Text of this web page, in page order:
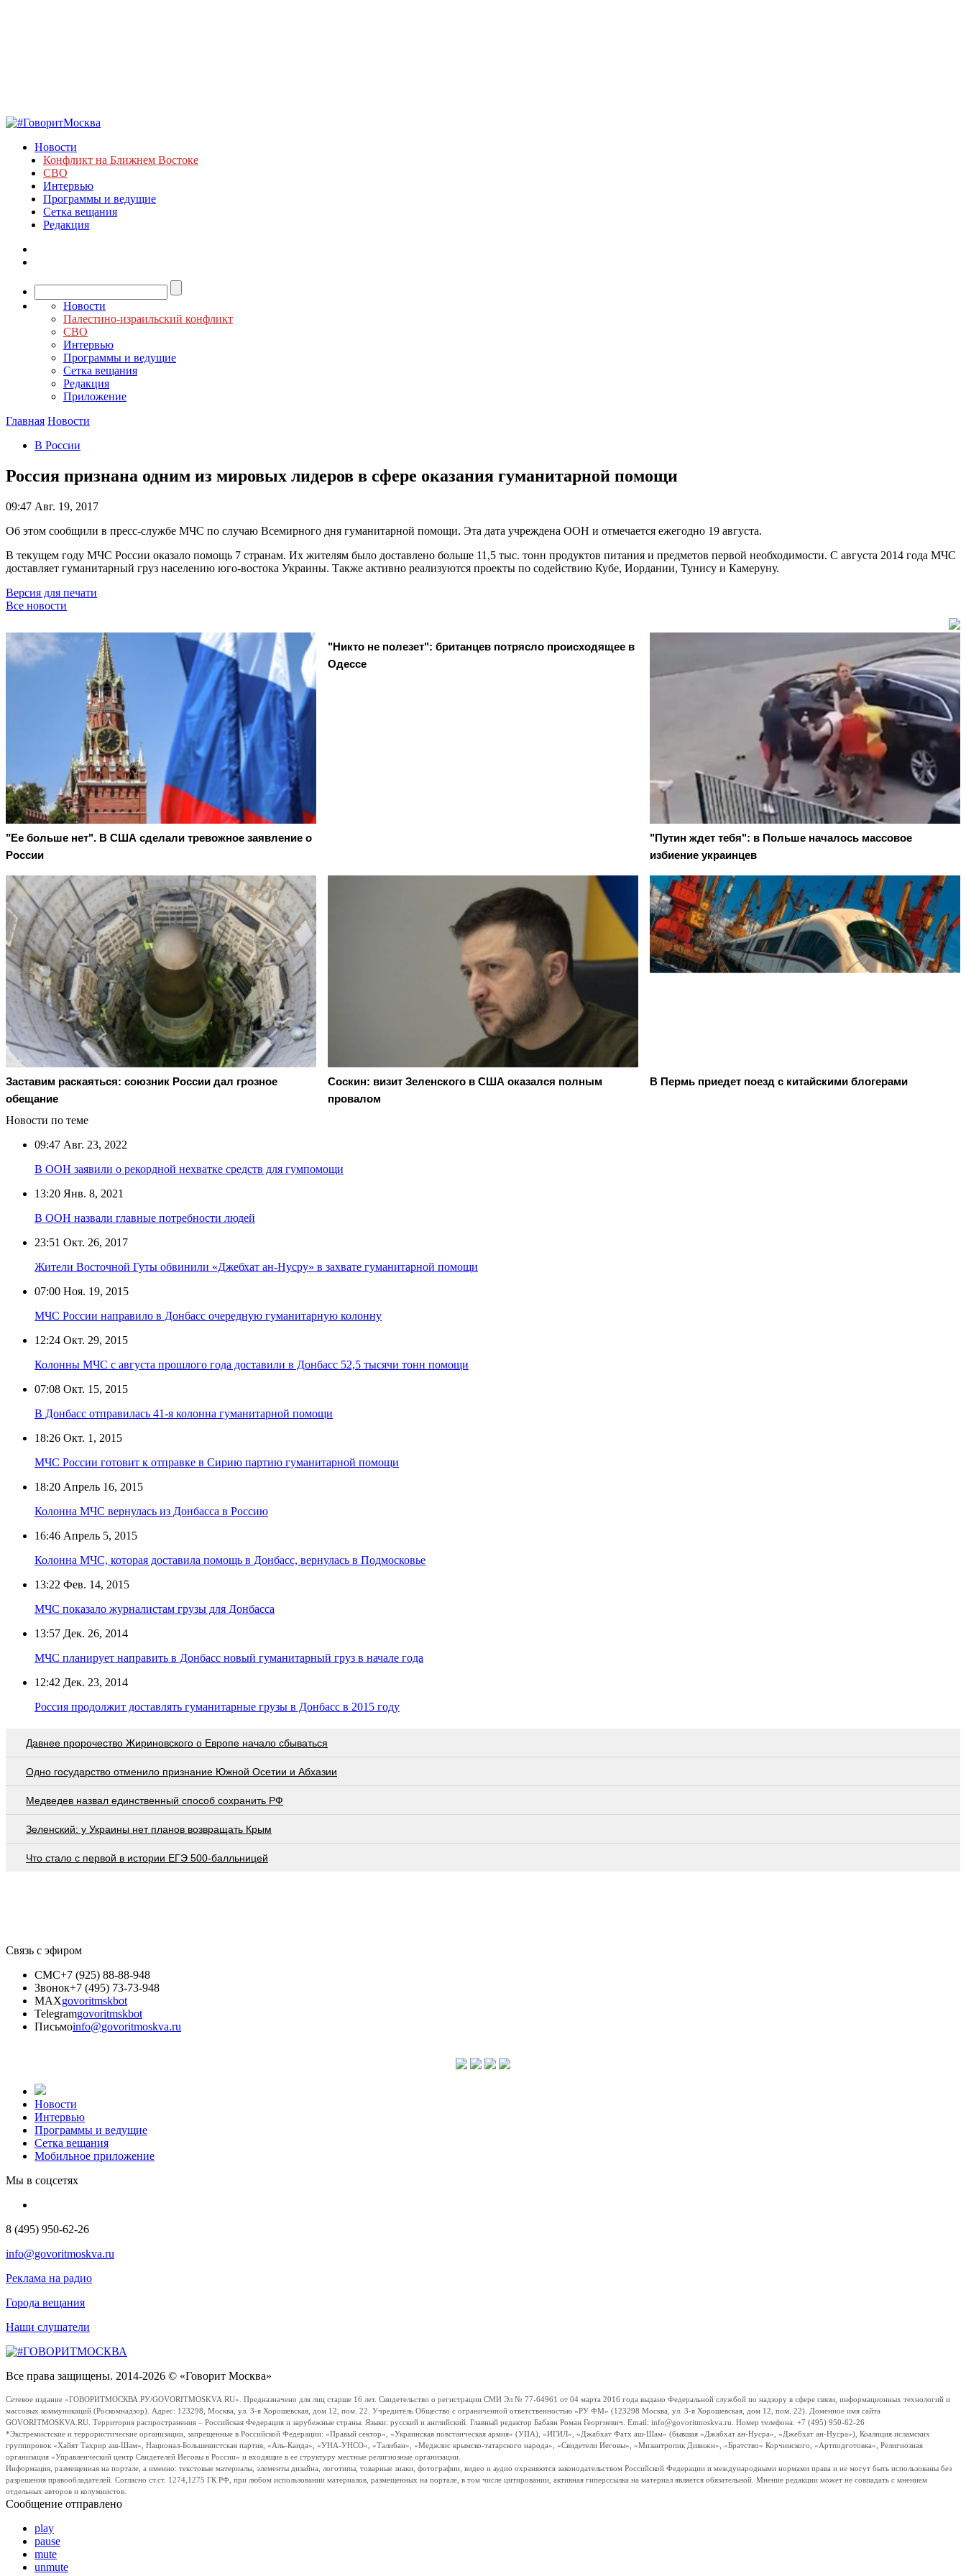
Новости
Конфликт на Ближнем Востоке
СВО
Интервью
Программы и ведущие
Сетка вещания
Редакция
Новости
Палестино-израильский конфликт
СВО
Интервью
Программы и ведущие
Сетка вещания
Редакция
Приложение
Главная Новости
В России
Россия признана одним из мировых лидеров в сфере оказания гуманитарной помощи
09:47 Авг. 19, 2017
Об этом сообщили в пресс-службе МЧС по случаю Всемирного дня гуманитарной помощи. Эта дата учреждена ООН и отмечается ежегодно 19 августа.
В текущем году МЧС России оказало помощь 7 странам. Их жителям было доставлено больше 11,5 тыс. тонн продуктов питания и предметов первой необходимости. С августа 2014 года МЧС
доставляет гуманитарный груз населению юго-востока Украины. Также активно реализуются проекты по содействию Кубе, Иордании, Тунису и Камеруну.
Версия для печати
Все новости
"Ее больше нет". В США сделали тревожное заявление о
России
"Никто не полезет": британцев потрясло происходящее в
Одессе
"Путин ждет тебя": в Польше началось массовое
избиение украинцев
Заставим раскаяться: союзник России дал грозное
обещание
Соскин: визит Зеленского в США оказался полным
провалом
В Пермь приедет поезд с китайскими блогерами
Новости по теме
09:47 Авг. 23, 2022
В ООН заявили о рекордной нехватке средств для гумпомощи
13:20 Янв. 8, 2021
В ООН назвали главные потребности людей
23:51 Окт. 26, 2017
Жители Восточной Гуты обвинили «Джебхат ан-Нусру» в захвате гуманитарной помощи
07:00 Ноя. 19, 2015
МЧС России направило в Донбасс очередную гуманитарную колонну
12:24 Окт. 29, 2015
Колонны МЧС с августа прошлого года доставили в Донбасс 52,5 тысячи тонн помощи
07:08 Окт. 15, 2015
В Донбасс отправилась 41-я колонна гуманитарной помощи
18:26 Окт. 1, 2015
МЧС России готовит к отправке в Сирию партию гуманитарной помощи
18:20 Апрель 16, 2015
Колонна МЧС вернулась из Донбасса в Россию
16:46 Апрель 5, 2015
Колонна МЧС, которая доставила помощь в Донбасс, вернулась в Подмосковье
13:22 Фев. 14, 2015
МЧС показало журналистам грузы для Донбасса
13:57 Дек. 26, 2014
МЧС планирует направить в Донбасс новый гуманитарный груз в начале года
12:42 Дек. 23, 2014
Россия продолжит доставлять гуманитарные грузы в Донбасс в 2015 году
Давнее пророчество Жириновского о Европе начало сбываться
Одно государство отменило признание Южной Осетии и Абхазии
Медведев назвал единственный способ сохранить РФ
Зеленский: у Украины нет планов возвращать Крым
Что стало с первой в истории ЕГЭ 500-балльницей
Связь с эфиром
СМС+7 (925) 88-88-948
Звонок+7 (495) 73-73-948
MAXgovoritmskbot
Telegramgovoritmskbot
Письмоinfo@govoritmoskva.ru
Новости
Интервью
Программы и ведущие
Сетка вещания
Мобильное приложение
Мы в соцсетях
8 (495) 950-62-26
info@govoritmoskva.ru
Реклама на радио
Города вещания
Наши слушатели
Все права защищены. 2014-2026 © «Говорит Москва»
Сетевое издание «ГОВОРИТМОСКВА.РУ/GOVORITMOSKVA.RU». Предназначено для лиц старше 16 лет. Свидетельство о регистрации СМИ Эл № 77-64961 от 04 марта 2016 года выдано Федеральной службой по надзору в сфере связи, информационных технологий и
массовых коммуникаций (Роскомнадзор). Адрес: 123298, Москва, ул. 3-я Хорошевская, дом 12, пом. 22. Учредитель Общество с ограниченной ответственностью «РУ ФМ» (123298 Москва, ул. 3-я Хорошевская, дом 12, пом. 22). Доменное имя сайта
GOVORITMOSKVA.RU. Территория распространения – Российская Федерация и зарубежные страны. Языки: русский и английский. Главный редактор Бабаян Роман Георгиевич. Email: info@govoritmoskva.ru. Номер телефона: +7 (495) 950-62-26
*Экстремистские и террористические организации, запрещенные в Российской Федерации: «Правый сектор», «Украинская повстанческая армия» (УПА), «ИГИЛ», «Джабхат Фатх аш-Шам» (бывшая «Джабхат ан-Нусра», «Джебхат ан-Нусра»), Коалиция исламских
группировок «Хайят Тахрир аш-Шам», Национал-Большевистская партия, «Аль-Каида», «УНА-УНСО», «Талибан», «Меджлис крымско-татарского народа», «Свидетели Иеговы», «Мизантропик Дивижн», «Братство» Корчинского, «Артподготовка», Религиозная
организация «Управленческий центр Свидетелей Иеговы в России» и входящие в ее структуру местные религиозные организации.
Информация, размещенная на портале, а именно: текстовые материалы, элементы дизайна, логотипы, товарные знаки, фотографии, видео и аудио охраняются законодательством Российской Федерации и международными нормами права и не могут быть использованы без
разрешения правообладателей. Согласно ст.ст. 1274,1275 ГК РФ, при любом использовании материалов, размещенных на портале, в том числе цитировании, активная гиперссылка на материал является обязательной. Мнение редакции может не совпадать с мнением
отдельных авторов и колумнистов.
Сообщение отправлено
play
pause
mute
unmute